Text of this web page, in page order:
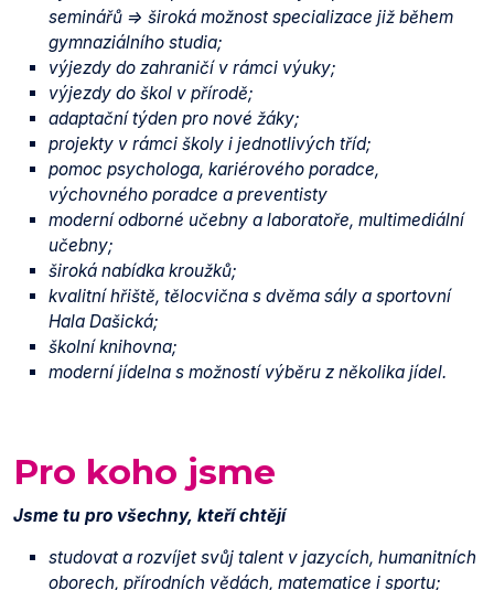
seminářů => široká možnost specializace již během
gymnaziálního studia;
výjezdy do zahraničí v rámci výuky;
výjezdy do škol v přírodě;
adaptační týden pro nové žáky;
projekty v rámci školy i jednotlivých tříd;
pomoc psychologa, kariérového poradce,
výchovného poradce a preventisty
moderní odborné učebny a laboratoře, multimediální
učebny;
široká nabídka kroužků;
kvalitní hřiště, tělocvična s dvěma sály a sportovní
Hala Dašická;
školní knihovna;
moderní jídelna s možností výběru z několika jídel.
Pro koho jsme
Jsme tu pro všechny, kteří chtějí
studovat a rozvíjet svůj talent v jazycích, humanitních
oborech, přírodních vědách, matematice i sportu;